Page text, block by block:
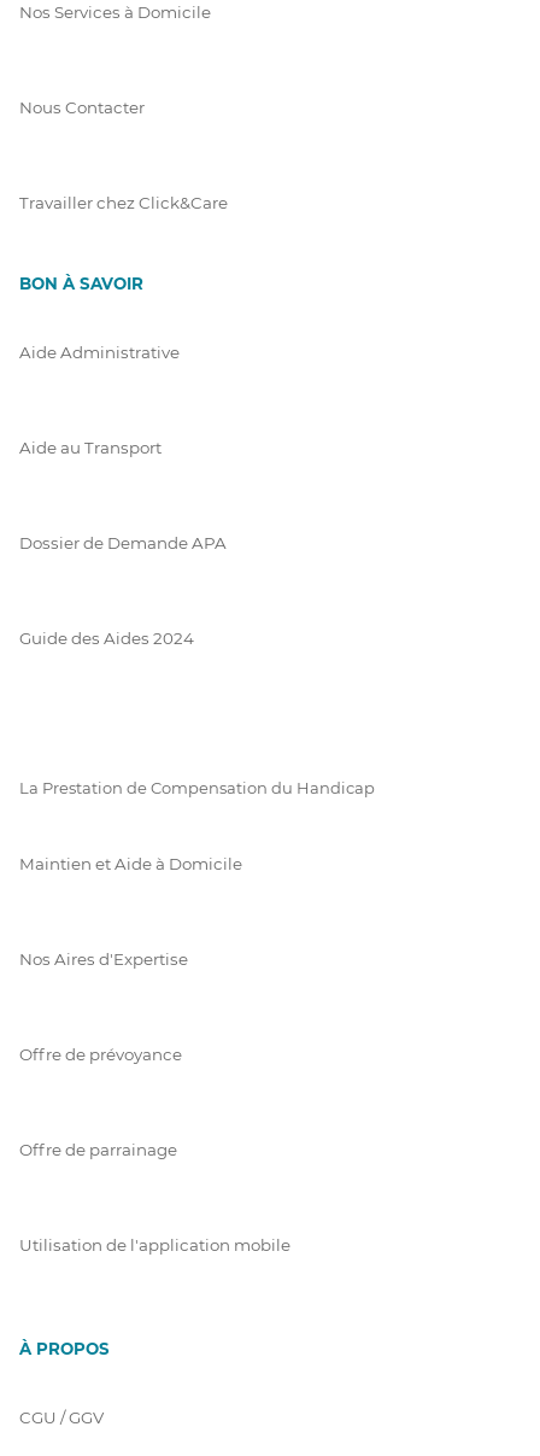
Nos Services à Domicile
Nous Contacter
Travailler chez Click&Care
BON À SAVOIR
Aide Administrative
Aide au Transport
Dossier de Demande APA
Guide des Aides 2024
La Prestation de Compensation du Handicap
Maintien et Aide à Domicile
Nos Aires d'Expertise
Offre de prévoyance
Offre de parrainage
Utilisation de l'application mobile
À PROPOS
CGU / GGV